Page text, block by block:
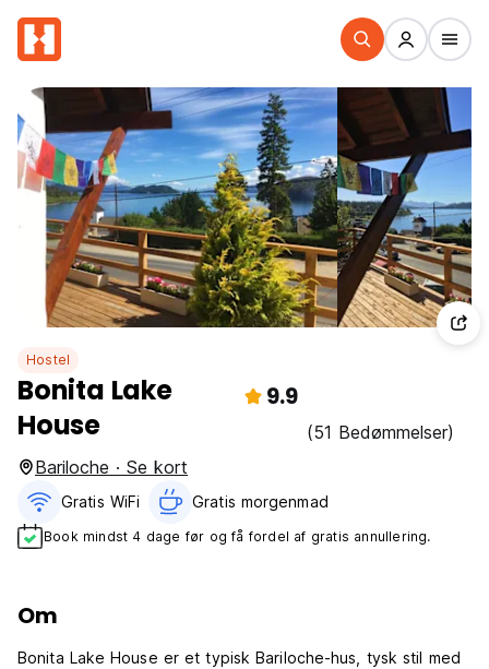
Hostel
Bonita Lake
House
9.9
(51 Bedømmelser)
Bariloche · Se kort
Gratis WiFi Gratis morgenmad‎
Book mindst 4 dage før og få fordel af gratis annullering.
Om
Bonita Lake House er et typisk Bariloche-hus, tysk stil med